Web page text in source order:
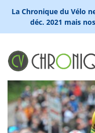
La Chronique du Vélo
déc. 2021 mais